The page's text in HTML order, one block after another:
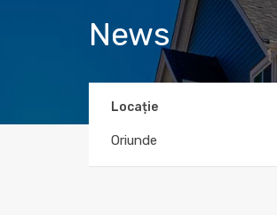
News
Locație
Oriunde